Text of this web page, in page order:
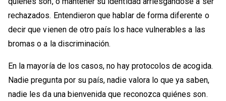
rechazados. Entendieron que hablar de forma diferente o
decir que vienen de otro país los hace vulnerables a las
bromas o a la discriminación.
En la mayoría de los casos, no hay protocolos de acogida.
Nadie pregunta por su país, nadie valora lo que ya saben,
nadie les da una bienvenida que reconozca quiénes son.